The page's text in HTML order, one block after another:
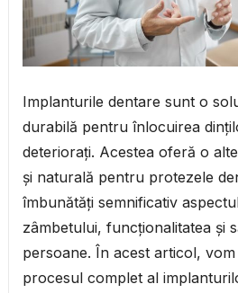
Implanturile dentare sunt o
durabilă pentru înlocuirea
deteriorați. Acestea oferă o
și naturală pentru protezele
îmbunătăți semnificativ
zâmbetului, funcționalitatea și
persoane. În acest articol,
procesul complet al